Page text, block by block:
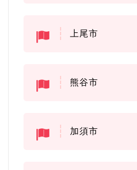
上尾市
熊谷市
加須市